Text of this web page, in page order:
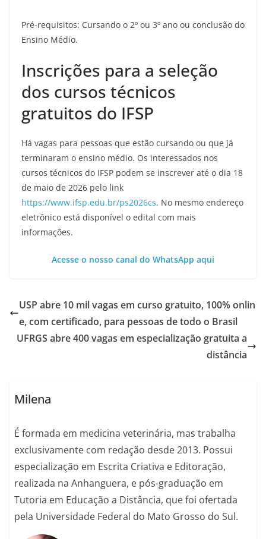
Pré-requisitos: Cursando o 2º ou 3º ano ou conclusão do
Ensino Médio.
Inscrições para a seleção
dos cursos técnicos
gratuitos do IFSP
Há vagas para pessoas que estão cursando ou que já
terminaram o ensino médio. Os interessados nos
cursos técnicos do IFSP podem se inscrever até o dia 18
de maio de 2026 pelo link
https://www.ifsp.edu.br/ps2026cs. No mesmo endereço
eletrônico está disponível o edital com mais
informações.
Acesse o nosso canal do WhatsApp aqui
USP abre 10 mil vagas em curso gratuito, 100% onlin
e, com certificado, para pessoas de todo o Brasil
UFRGS abre 400 vagas em especialização gratuita a
distância
Milena
É formada em medicina veterinária, mas trabalha
exclusivamente com redação desde 2013. Possui
especialização em Escrita Criativa e Editoração,
realizada na Anhanguera, e pós-graduação em
Tutoria em Educação a Distância, que foi ofertada
pela Universidade Federal do Mato Grosso do Sul.